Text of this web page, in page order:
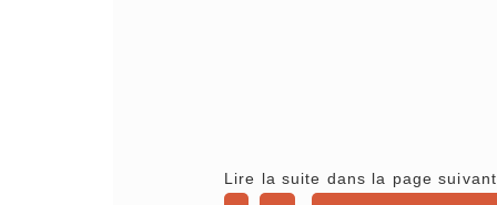
Lire la suite dans la page